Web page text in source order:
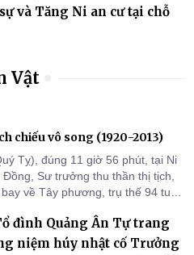
và Tăng Ni an cư tại chỗ
Vật
chiếu vô song (1920-2013)
Tỵ), đúng 11 giờ 56 phút, tại Ni
Sư trưởng thu thần thị tịch,
về Tây phương, trụ thế 94 tuổi
đình Quảng Ân Tự trang
niệm húy nhật cố Trưởng